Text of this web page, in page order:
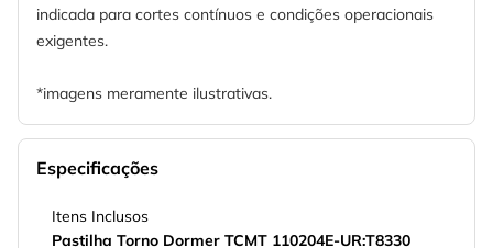
indicada para cortes contínuos e condições operacionais
exigentes.
*imagens meramente ilustrativas.
Especificações
Itens Inclusos
Pastilha Torno Dormer TCMT 110204E-UR:T8330